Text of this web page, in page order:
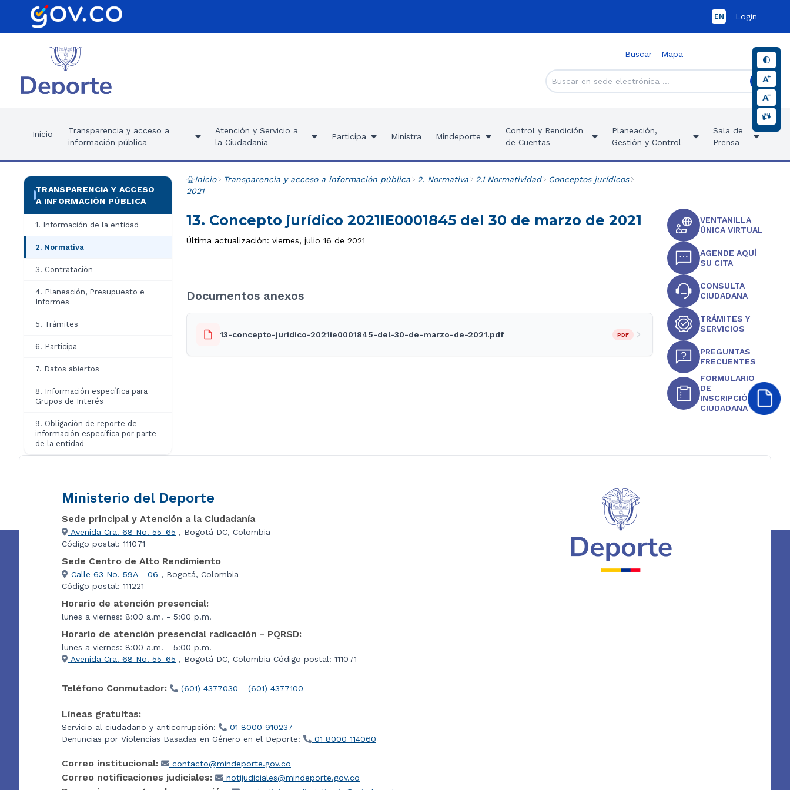
EN Login
Buscar Mapa
Inicio
Transparencia y acceso a
información pública
Atención y Servicio a
la Ciudadanía
Participa Ministra Mindeporte
Control y Rendición
de Cuentas
Planeación,
Gestión y Control
Sala de
Prensa
TRANSPARENCIA Y ACCESO
A INFORMACIÓN PÚBLICA
1. Información de la entidad
2. Normativa
3. Contratación
4. Planeación, Presupuesto e
Informes
5. Trámites
6. Participa
7. Datos abiertos
8. Información específica para
Grupos de Interés
9. Obligación de reporte de
información específica por parte
de la entidad
Inicio Transparencia y acceso a información pública 2. Normativa 2.1 Normatividad
Conceptos jurídicos
2021
13. Concepto jurídico 2021IE0001845 del 30 de marzo de 2021
Última actualización: viernes, julio 16 de 2021
Documentos anexos
13-concepto-juridico-2021ie0001845-del-30-de-marzo-de-2021.pdf PDF
VENTANILLA
ÚNICA VIRTUAL
AGENDE AQUÍ
SU CITA
CONSULTA
CIUDADANA
TRÁMITES Y
SERVICIOS
PREGUNTAS
FRECUENTES
FORMULARIO
DE
INSCRIPCIÓN
CIUDADANA
Ministerio del Deporte
Sede principal y Atención a la Ciudadanía
Avenida Cra. 68 No. 55-65 , Bogotá DC, Colombia
Código postal: 111071
Sede Centro de Alto Rendimiento
Calle 63 No. 59A - 06 , Bogotá, Colombia
Código postal: 111221
Horario de atención presencial:
lunes a viernes: 8:00 a.m. - 5:00 p.m.
Horario de atención presencial radicación - PQRSD:
lunes a viernes: 8:00 a.m. - 5:00 p.m.
Avenida Cra. 68 No. 55-65 , Bogotá DC, Colombia Código postal: 111071
Teléfono Conmutador: (601) 4377030 - (601) 4377100
Líneas gratuitas:
Servicio al ciudadano y anticorrupción:
01 8000 910237
Denuncias por Violencias Basadas en Género en el Deporte:
01 8000 114060
Correo institucional: contacto@mindeporte.gov.co
Correo notificaciones judiciales: notijudiciales@mindeporte.gov.co